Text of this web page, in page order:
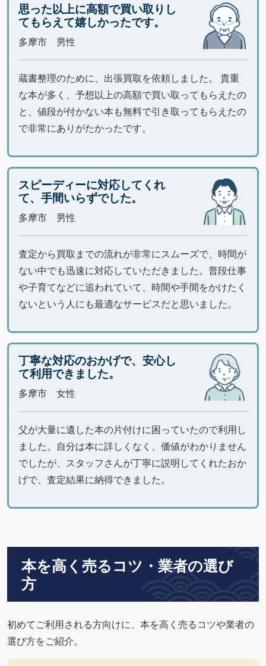
思った以上に高額で買い取りし
てもらえて嬉しかったです。
多摩市 男性
蔵書整理のために、出張買取を依頼しました。 貴重
な本が多く、予想以上の高額で買い取ってもらえたの
と、値段が付かない本も無料で引き取ってもらえたの
で非常にありがたかったです。
スピーディーに対応してくれ
て、手間いらずでした。
多摩市 男性
査定から買取までの流れが非常にスムーズで、時間が
ない中でも迅速に対応していただきました。普段仕事
や子育てなどに追われていて、時間や手間をかけたく
ないという人にも最適なサービスだと思いました。
丁寧な対応のおかげで、安心し
て利用できました。
多摩市 女性
父が大量に遺した本の片付けに困っていたので利用し
ました。自分は本に詳しくなく、価値がわかりません
でしたが、スタッフさんが丁寧に説明してくれたおか
げで、査定結果に納得できました。
本を高く売るコツ・業者の選び
方
初めてご利用される方向けに、本を高く売るコツや業者の
選び方をご紹介。